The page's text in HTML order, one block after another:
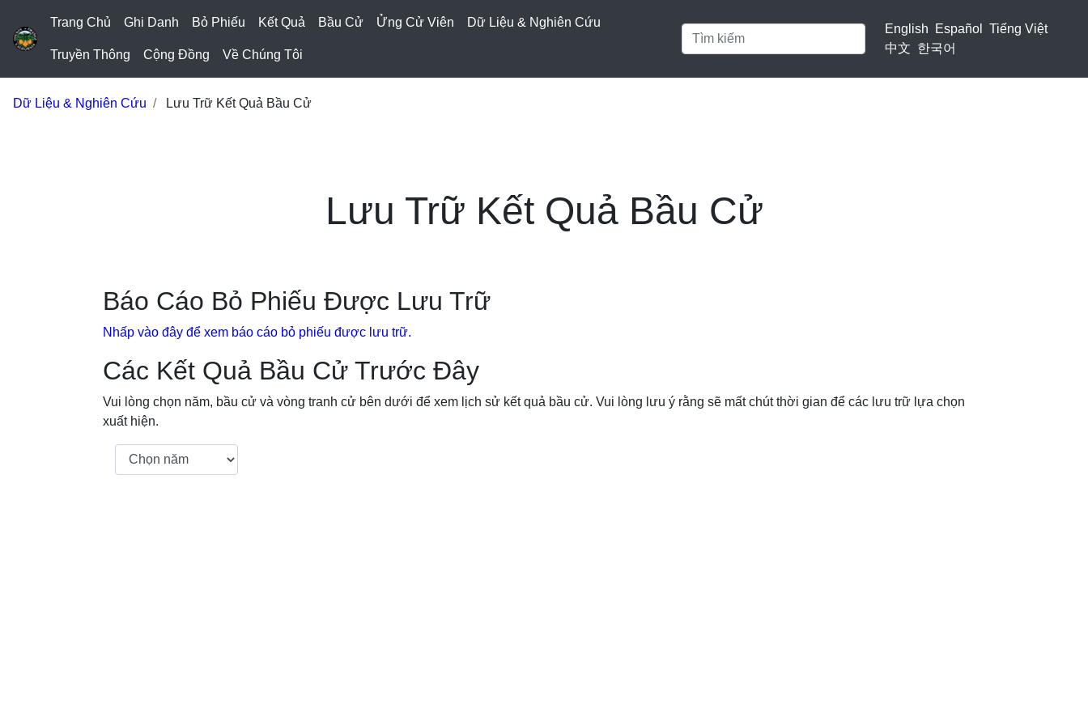
Trang Chủ Ghi Danh Bỏ Phiếu Kết Quả Bầu Cử Ửng Cử Viên Dữ Liệu & Nghiên Cứu
Truyền Thông Cộng Đồng Về Chúng Tôi
English Español
Tiếng Việt
中文 한국어
Dữ Liệu & Nghiên Cứu Lưu Trữ Kết Quả Bầu Cử
Lưu Trữ Kết Quả Bầu Cử
Báo Cáo Bỏ Phiếu Được Lưu Trữ
Nhấp vào đây để xem báo cáo bỏ phiếu được lưu trữ.
Các Kết Quả Bầu Cử Trước Đây
Vui lòng chọn năm, bầu cử và vòng tranh cử bên dưới để xem lịch sử kết quả bầu cử. Vui lòng lưu ý rằng sẽ mất chút thời gian để các lưu trữ lựa chọn
xuất hiện.